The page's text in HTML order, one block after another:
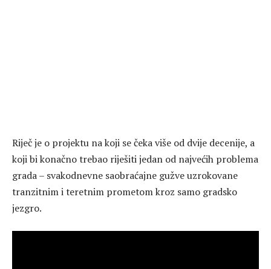
Riječ je o projektu na koji se čeka više od dvije decenije, a
koji bi konačno trebao riješiti jedan od najvećih problema
grada – svakodnevne saobraćajne gužve uzrokovane
tranzitnim i teretnim prometom kroz samo gradsko
jezgro.